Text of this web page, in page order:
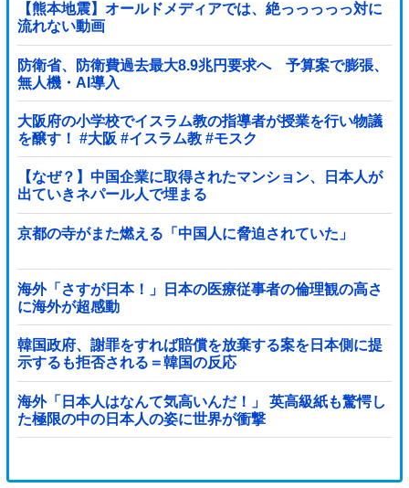
【熊本地震】オールドメディアでは、絶っっっっっ対に
流れない動画
防衛省、防衛費過去最大8.9兆円要求へ 予算案で膨張、
無人機・AI導入
大阪府の小学校でイスラム教の指導者が授業を行い物議
を醸す！ #大阪 #イスラム教 #モスク
【なぜ？】中国企業に取得されたマンション、日本人が
出ていきネパール人で埋まる
京都の寺がまた燃える「中国人に脅迫されていた」
海外「さすが日本！」日本の医療従事者の倫理観の高さ
に海外が超感動
韓国政府、謝罪をすれば賠償を放棄する案を日本側に提
示するも拒否される＝韓国の反応
海外「日本人はなんて気高いんだ！」 英高級紙も驚愕し
た極限の中の日本人の姿に世界が衝撃